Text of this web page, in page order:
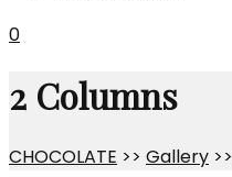
0
2 Columns
CHOCOLATE >> Gallery >>